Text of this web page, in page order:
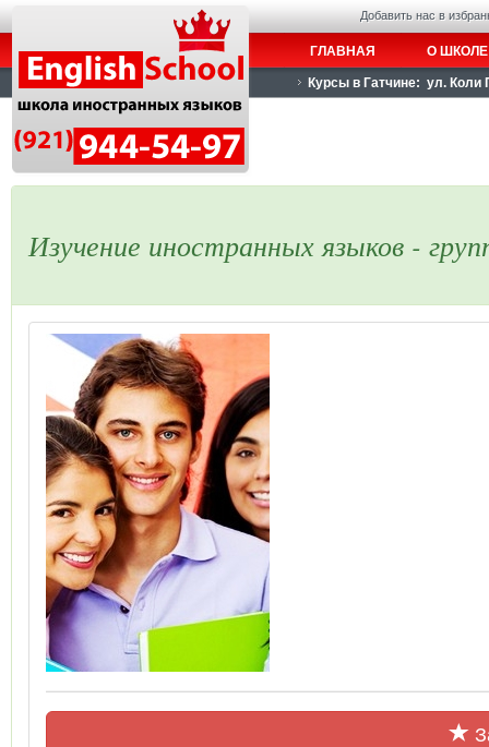
Добавить нас в
ГЛАВНАЯ О ШКОЛЕ
Курсы в Гатчине: ул.
Изучение иностранных языков -